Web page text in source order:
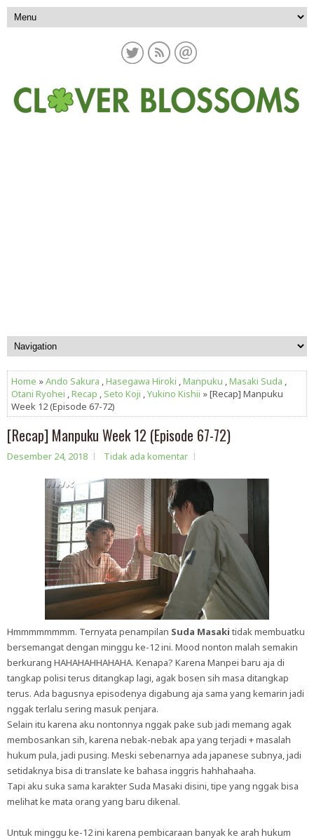
Home »Ando Sakura ,Hasegawa Hiroki ,Manpuku ,Masaki Suda ,
Otani Ryohei ,Recap , Seto Koji ,Yukino Kishii » [Recap] Manpuku
Week 12 (Episode 67-72)
[Recap] Manpuku Week 12 (Episode 67-72)
Desember 24, 2018 Tidak ada komentar
Hmmmmmmmm. Ternyata penampilan Suda Masaki tidak membuatku
bersemangat dengan minggu ke-12 ini. Mood nonton malah semakin
berkurang HAHAHAHHAHAHA. Kenapa? Karena Manpei baru aja di
tangkap polisi terus ditangkap lagi, agak bosen sih masa ditangkap
terus. Ada bagusnya episodenya digabung aja sama yang kemarin jadi
nggak terlalu sering masuk penjara.
Selain itu karena aku nontonnya nggak pake sub jadi memang agak
membosankan sih, karena nebak-nebak apa yang terjadi + masalah
hukum pula, jadi pusing. Meski sebenarnya ada japanese subnya, jadi
setidaknya bisa di translate ke bahasa inggris hahhahaaha.
Tapi aku suka sama karakter Suda Masaki disini, tipe yang nggak bisa
melihat ke mata orang yang baru dikenal.
Untuk minggu ke-12 ini karena pembicaraan banyak ke arah hukum